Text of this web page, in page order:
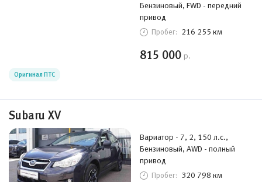
Бензиновый, FWD - передний
привод
Пробег: 216 255 км
815 000 р.
Оригинал ПТС
Subaru XV
Вариатор - 7, 2, 150 л.с.,
Бензиновый, AWD - полный
привод
Пробег: 320 798 км